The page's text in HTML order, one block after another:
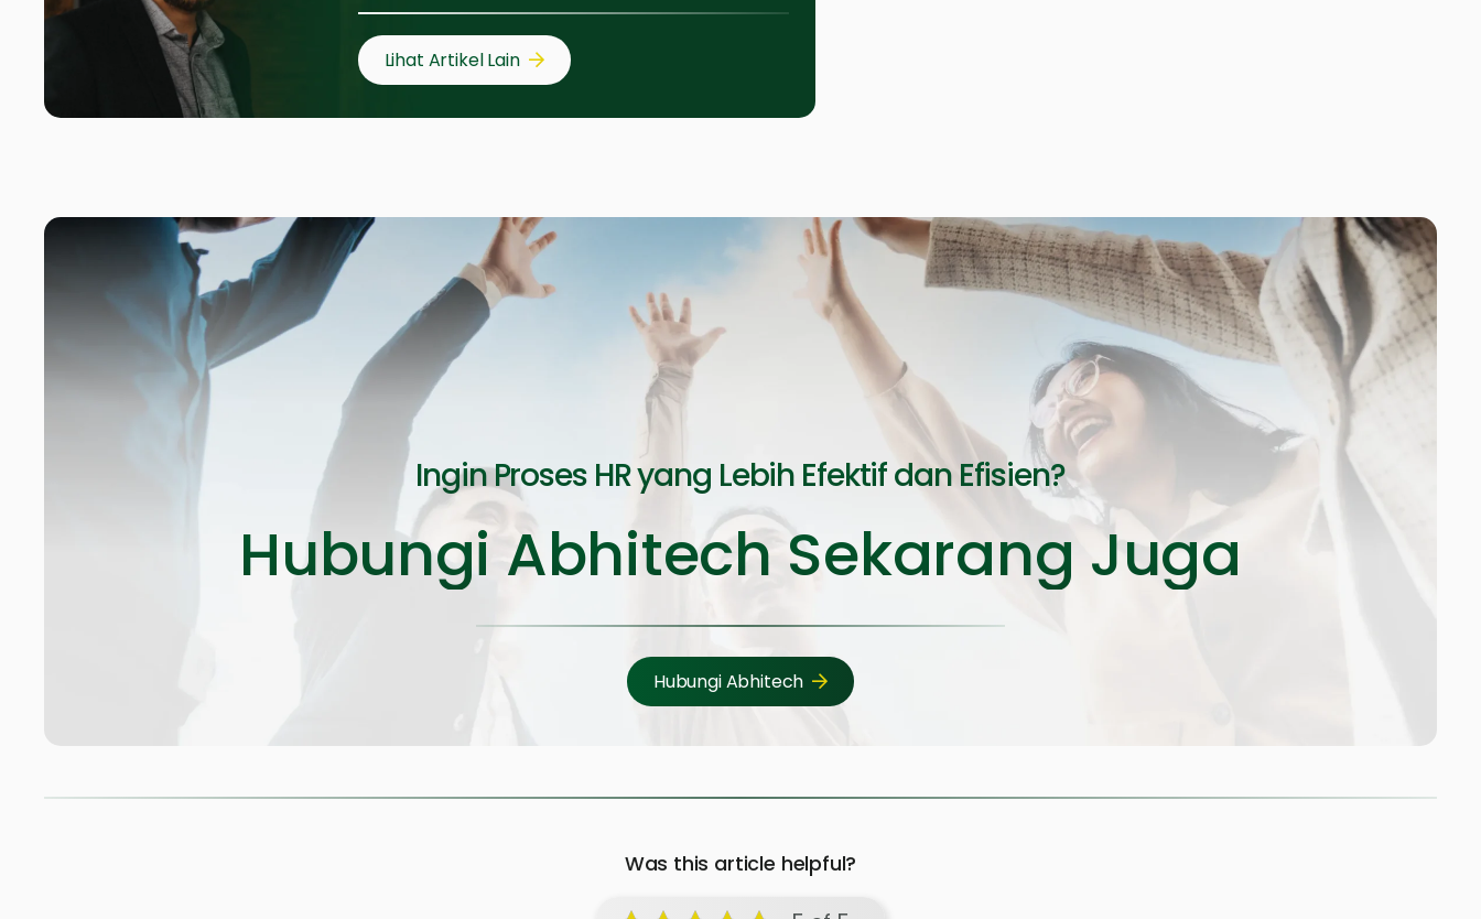
Lihat Artikel Lain
Ingin Proses HR yang Lebih Efektif dan Efisien?
Hubungi Abhitech Sekarang Juga
Hubungi Abhitech
Was this article helpful?